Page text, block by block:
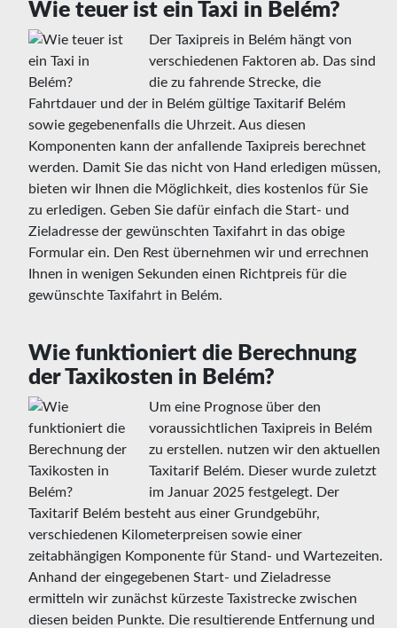
Wie teuer ist ein Taxi in Belém?
Der Taxipreis in Belém hängt von
verschiedenen Faktoren ab. Das sind
die zu fahrende Strecke, die
Fahrtdauer und der in Belém gültige Taxitarif Belém
sowie gegebenenfalls die Uhrzeit. Aus diesen
Komponenten kann der anfallende Taxipreis berechnet
werden. Damit Sie das nicht von Hand erledigen müssen,
bieten wir Ihnen die Möglichkeit, dies kostenlos für Sie
zu erledigen. Geben Sie dafür einfach die Start- und
Zieladresse der gewünschten Taxifahrt in das obige
Formular ein. Den Rest übernehmen wir und errechnen
Ihnen in wenigen Sekunden einen Richtpreis für die
gewünschte Taxifahrt in Belém.
Wie funktioniert die Berechnung
der Taxikosten in Belém?
Um eine Prognose über den
voraussichtlichen Taxipreis in Belém
zu erstellen. nutzen wir den aktuellen
Taxitarif Belém. Dieser wurde zuletzt
im Januar 2025 festgelegt. Der
Taxitarif Belém besteht aus einer Grundgebühr,
verschiedenen Kilometerpreisen sowie einer
zeitabhängigen Komponente für Stand- und Wartezeiten.
Anhand der eingegebenen Start- und Zieladresse
ermitteln wir zunächst kürzeste Taxistrecke zwischen
diesen beiden Punkte. Die resultierende Entfernung und